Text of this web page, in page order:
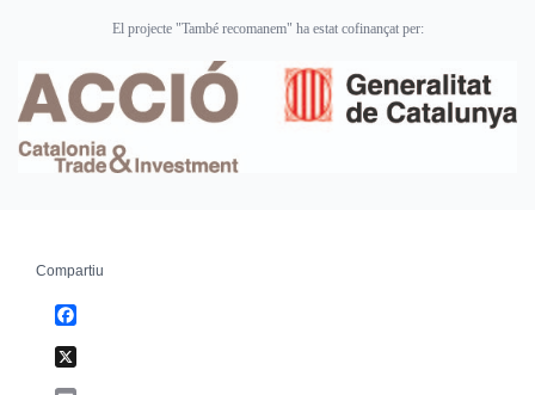
El projecte "També recomanem" ha estat cofinançat per:
Compartiu